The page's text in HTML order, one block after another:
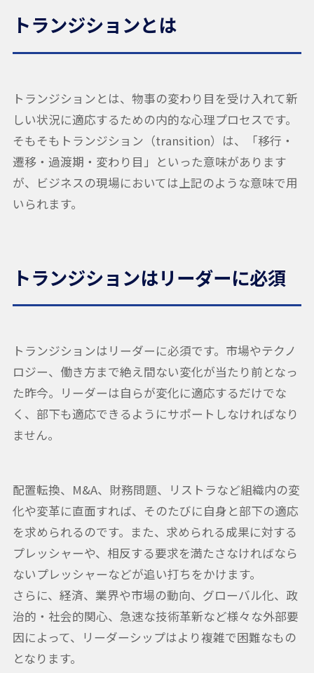
トランジションとは
トランジションとは、物事の変わり目を受け入れて新
しい状況に適応するための内的な心理プロセスです。
そもそもトランジション（transition）は、「移行・
遷移・過渡期・変わり目」といった意味があります
が、ビジネスの現場においては上記のような意味で用
いられます。
トランジションはリーダーに必須
トランジションはリーダーに必須です。市場やテクノ
ロジー、働き方まで絶え間ない変化が当たり前となっ
た昨今。リーダーは自らが変化に適応するだけでな
く、部下も適応できるようにサポートしなければなり
ません。
配置転換、M&A、財務問題、リストラなど組織内の変
化や変革に直面すれば、そのたびに自身と部下の適応
を求められるのです。また、求められる成果に対する
プレッシャーや、相反する要求を満たさなければなら
ないプレッシャーなどが追い打ちをかけます。
さらに、経済、業界や市場の動向、グローバル化、政
治的・社会的関心、急速な技術革新など様々な外部要
因によって、リーダーシップはより複雑で困難なもの
となります。